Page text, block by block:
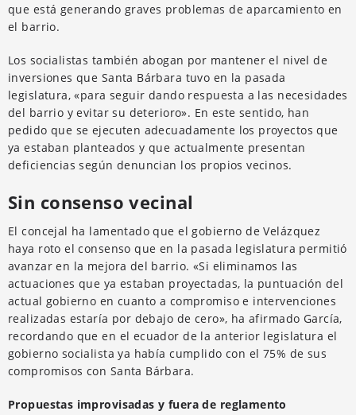
que está generando graves problemas de aparcamiento en
el barrio.
Los socialistas también abogan por mantener el nivel de
inversiones que Santa Bárbara tuvo en la pasada
legislatura, «para seguir dando respuesta a las necesidades
del barrio y evitar su deterioro». En este sentido, han
pedido que se ejecuten adecuadamente los proyectos que
ya estaban planteados y que actualmente presentan
deficiencias según denuncian los propios vecinos.
Sin consenso vecinal
El concejal ha lamentado que el gobierno de Velázquez
haya roto el consenso que en la pasada legislatura permitió
avanzar en la mejora del barrio. «Si eliminamos las
actuaciones que ya estaban proyectadas, la puntuación del
actual gobierno en cuanto a compromiso e intervenciones
realizadas estaría por debajo de cero», ha afirmado García,
recordando que en el ecuador de la anterior legislatura el
gobierno socialista ya había cumplido con el 75% de sus
compromisos con Santa Bárbara.
Propuestas improvisadas y fuera de reglamento